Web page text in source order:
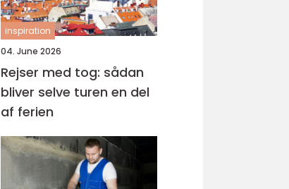
inspiration
04. June 2026
Rejser med tog: sådan
bliver selve turen en del
af ferien